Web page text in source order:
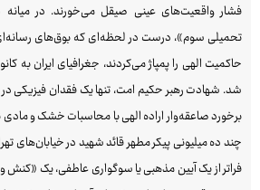
فشار واقعیت‌های عینی صیقل می‌خورند. در
تحمیلی سوم»، درست در لحظه‌ای که بوق‌های رسانه‌ای
حاکمیت الهی را پمپاژ می‌کردند، جغرافیای ایران به
شد. شهادت رهبر حکیم امت، تنها یک فقدان فیزیکی
برخورد صاعقه‌وار اراده الهی با محاسبات خشک و
چند ده میلیونی پیکر مطهر قائد شهید در خیابان‌های
فراتر از یک آیین مذهبی یا سوگواری عاطفی، یک